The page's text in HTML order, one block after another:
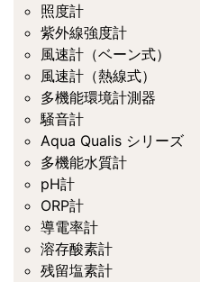
照度計
紫外線強度計
風速計（ベーン式）
風速計（熱線式）
多機能環境計測器
騒音計
Aqua Qualis シリーズ
多機能水質計
pH計
ORP計
導電率計
溶存酸素計
残留塩素計